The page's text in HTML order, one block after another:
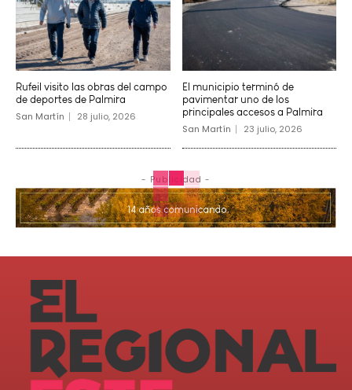
Rufeil visito las obras del campo
de deportes de Palmira
San Martín 28 julio, 2026
El municipio terminó de
pavimentar uno de los
principales accesos a Palmira
San Martín 23 julio, 2026
- Publicidad -